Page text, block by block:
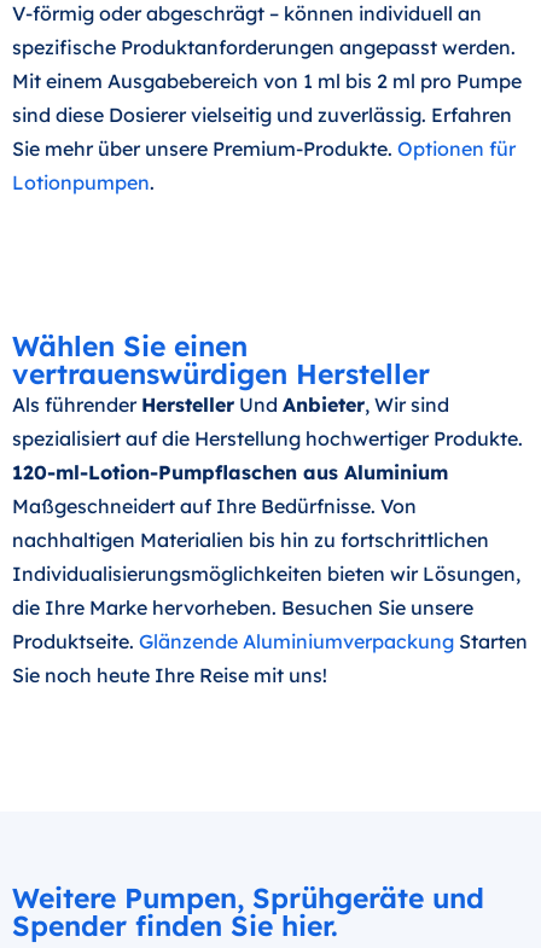
V-förmig oder abgeschrägt – können individuell an
spezifische Produktanforderungen angepasst werden.
Mit einem Ausgabebereich von 1 ml bis 2 ml pro Pumpe
sind diese Dosierer vielseitig und zuverlässig. Erfahren
Sie mehr über unsere Premium-Produkte. Optionen für
Lotionpumpen.
Wählen Sie einen
vertrauenswürdigen Hersteller
Als führender Hersteller Und Anbieter, Wir sind
spezialisiert auf die Herstellung hochwertiger Produkte.
120-ml-Lotion-Pumpflaschen aus Aluminium
Maßgeschneidert auf Ihre Bedürfnisse. Von
nachhaltigen Materialien bis hin zu fortschrittlichen
Individualisierungsmöglichkeiten bieten wir Lösungen,
die Ihre Marke hervorheben. Besuchen Sie unsere
Produktseite. Glänzende Aluminiumverpackung Starten
Sie noch heute Ihre Reise mit uns!
Weitere Pumpen, Sprühgeräte und
Spender finden Sie hier.